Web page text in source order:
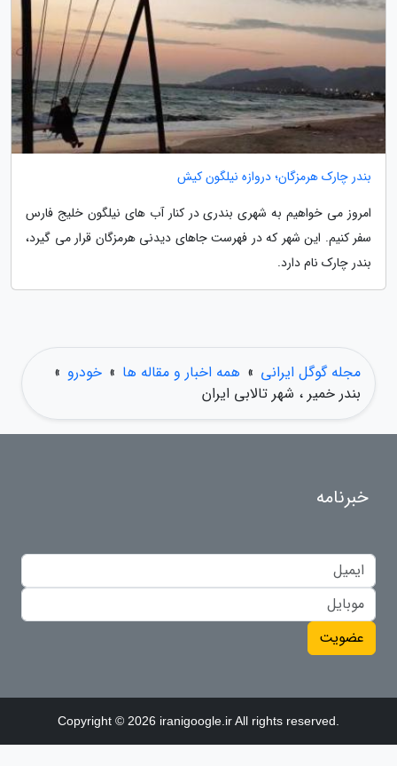
بندر چارک هرمزگان؛ دروازه نیلگون کیش
امروز می خواهیم به شهری بندری در کنار آب های نیلگون خلیج فارس
سفر کنیم. این شهر که در فهرست جاهای دیدنی هرمزگان قرار می گیرد،
بندر چارک نام دارد.
مجله گوگل ایرانی » همه اخبار و مقاله ها » خودرو »
بندر خمیر ، شهر تالابی ایران
خبرنامه
عضویت
Copyright © 2026 iranigoogle.ir All rights reserved.